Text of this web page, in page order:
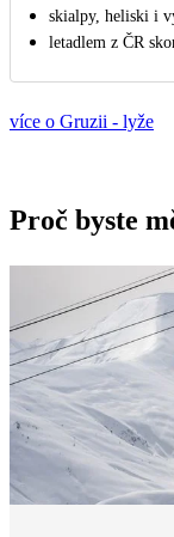
skialpy, heliski i
letadlem z ČR
více o Gruzii - lyže
Proč byste